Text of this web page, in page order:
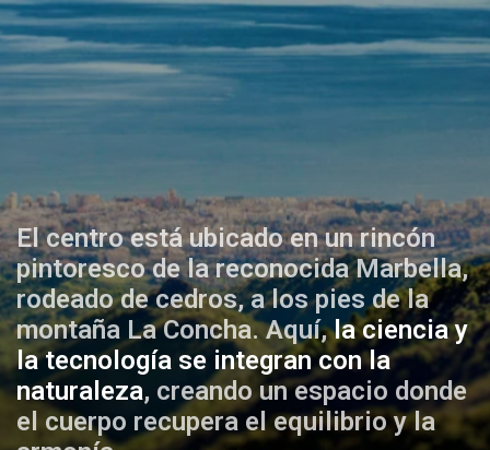
El centro está ubicado en un rincón
pintoresco de la reconocida Marbella,
rodeado de cedros, a los pies de la
montaña La Concha. Aquí,la ciencia y
la tecnología se integran con la
naturaleza, creando un espacio donde
el cuerpo recupera el equilibrio y la